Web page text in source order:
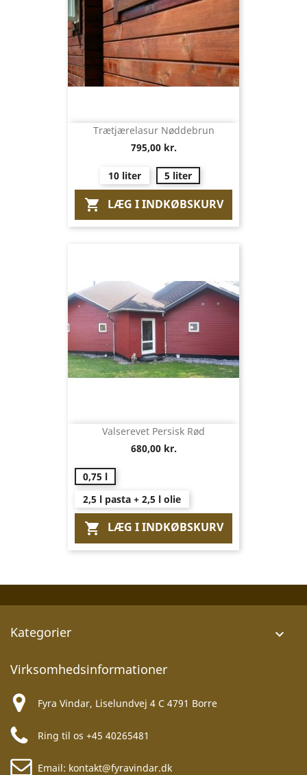
Trætjærelasur Nøddebrun
795,00 kr.
10 liter 5 liter
 LÆG I INDKØBSKURV
Valserevet Persisk Rød
680,00 kr.
0,75 l
2,5 l pasta + 2,5 l olie
 LÆG I INDKØBSKURV
Kategorier 
Virksomhedsinformationer
Fyra Vindar, Liselundvej 4 C 4791 Borre
Ring til os +45 40265481
Email: kontakt@fyravindar.dk